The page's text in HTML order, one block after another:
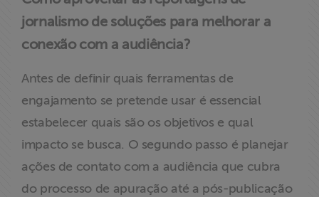
jornalismo de soluções para melhorar a
conexão com a audiência?
Antes de definir quais ferramentas de
engajamento se pretende usar é essencial
estabelecer quais são os objetivos e qual
impacto se busca. O segundo passo é planejar
ações de contato com a audiência que cubra
do processo de apuração até a pós-publicação